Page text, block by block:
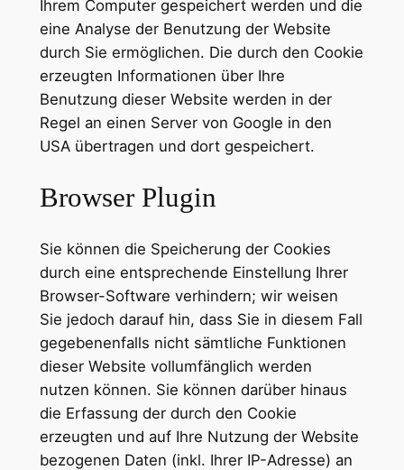
Ihrem Computer gespeichert werden und die
eine Analyse der Benutzung der Website
durch Sie ermöglichen. Die durch den Cookie
erzeugten Informationen über Ihre
Benutzung dieser Website werden in der
Regel an einen Server von Google in den
USA übertragen und dort gespeichert.
Browser Plugin
Sie können die Speicherung der Cookies
durch eine entsprechende Einstellung Ihrer
Browser-Software verhindern; wir weisen
Sie jedoch darauf hin, dass Sie in diesem Fall
gegebenenfalls nicht sämtliche Funktionen
dieser Website vollumfänglich werden
nutzen können. Sie können darüber hinaus
die Erfassung der durch den Cookie
erzeugten und auf Ihre Nutzung der Website
bezogenen Daten (inkl. Ihrer IP-Adresse) an